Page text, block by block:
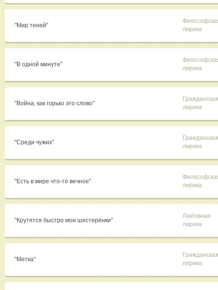
"Мир теней"
лирика
"В одной минуте"
лирика
"Война, как горько это слово"
Гражданская
лирика
"Среди чужих"
Гражданская
лирика
"Есть в мире что-то вечное"
лирика
"Крутятся быстро мои шестерёнки"
Любовная
лирика
"Метка"
Гражданская
лирика